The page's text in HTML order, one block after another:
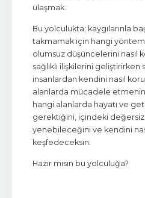
ulaşmak.
Bu yolculukta; kaygılarınla
takmamak için hangi
olumsuz düşüncelerini nasıl
sağlıklı ilişkilerini
insanlardan kendini nasıl
alanlarda mücadele etmenin
hangi alanlarda hayatı ve
gerektiğini, içindeki
yenebileceğini ve kendini
keşfedeceksin.
Hazır mısın bu yolculuğa?